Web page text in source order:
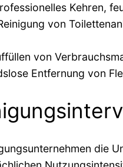
Kehren,
von
von
Entfernung von
die